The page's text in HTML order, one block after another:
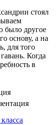
стоял
было другое
основу, а на
для того
Когда
в